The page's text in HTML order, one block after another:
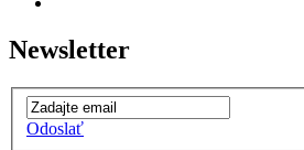
Newsletter
Odoslať